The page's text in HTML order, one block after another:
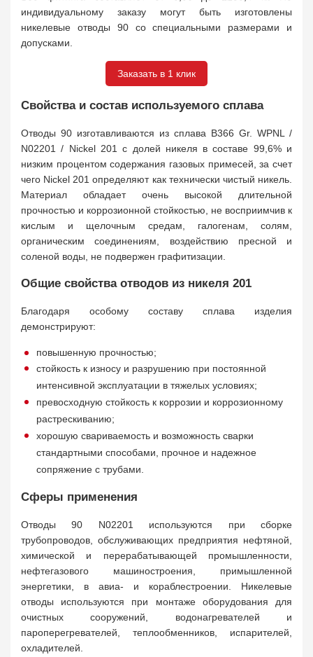
индивидуальному заказу могут быть изготовлены
никелевые отводы 90 со специальными размерами и
допусками.
Заказать в 1 клик
Свойства и состав используемого сплава
Отводы 90 изготавливаются из сплава B366 Gr. WPNL /
N02201 / Nickel 201 с долей никеля в составе 99,6% и
низким процентом содержания газовых примесей, за счет
чего Nickel 201 определяют как технически чистый никель.
Материал обладает очень высокой длительной
прочностью и коррозионной стойкостью, не восприимчив к
кислым и щелочным средам, галогенам, солям,
органическим соединениям, воздействию пресной и
соленой воды, не подвержен графитизации.
Общие свойства отводов из никеля 201
Благодаря особому составу сплава изделия
демонстрируют:
повышенную прочностью;
стойкость к износу и разрушению при постоянной
интенсивной эксплуатации в тяжелых условиях;
превосходную стойкость к коррозии и коррозионному
растрескиванию;
хорошую свариваемость и возможность сварки
стандартными способами, прочное и надежное
сопряжение с трубами.
Сферы применения
Отводы 90 N02201 используются при сборке
трубопроводов, обслуживающих предприятия нефтяной,
химической и перерабатывающей промышленности,
нефтегазового машиностроения, примышленной
энергетики, в авиа- и кораблестроении. Никелевые
отводы используются при монтаже оборудования для
очистных сооружений, водонагревателей и
пароперегревателей, теплообменников, испарителей,
охладителей.